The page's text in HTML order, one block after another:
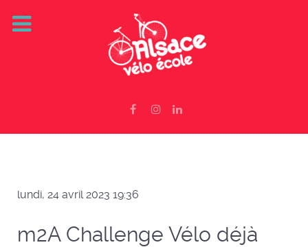
lundi, 24 avril 2023 19:36
m2A Challenge Vélo déjà